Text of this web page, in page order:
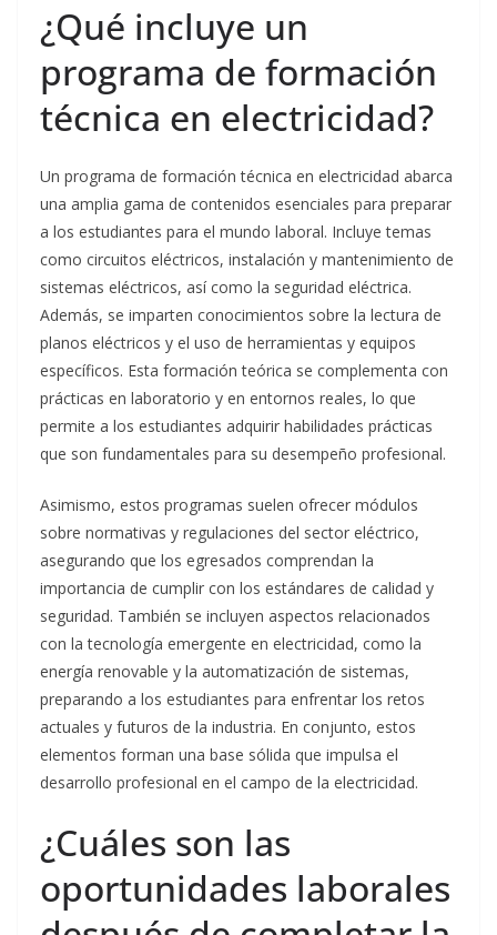
¿Qué incluye un
programa de formación
técnica en electricidad?
Un programa de formación técnica en electricidad abarca
una amplia gama de contenidos esenciales para preparar
a los estudiantes para el mundo laboral. Incluye temas
como circuitos eléctricos, instalación y mantenimiento de
sistemas eléctricos, así como la seguridad eléctrica.
Además, se imparten conocimientos sobre la lectura de
planos eléctricos y el uso de herramientas y equipos
específicos. Esta formación teórica se complementa con
prácticas en laboratorio y en entornos reales, lo que
permite a los estudiantes adquirir habilidades prácticas
que son fundamentales para su desempeño profesional.
Asimismo, estos programas suelen ofrecer módulos
sobre normativas y regulaciones del sector eléctrico,
asegurando que los egresados comprendan la
importancia de cumplir con los estándares de calidad y
seguridad. También se incluyen aspectos relacionados
con la tecnología emergente en electricidad, como la
energía renovable y la automatización de sistemas,
preparando a los estudiantes para enfrentar los retos
actuales y futuros de la industria. En conjunto, estos
elementos forman una base sólida que impulsa el
desarrollo profesional en el campo de la electricidad.
¿Cuáles son las
oportunidades laborales